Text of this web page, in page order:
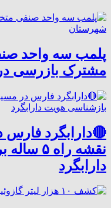
پلمب سه واحد
مشترک بازرسی
🔴دارابگرد فارس
نقشه
دارابگرد